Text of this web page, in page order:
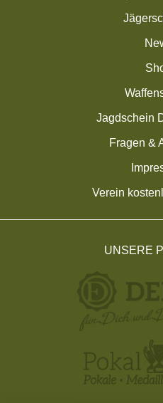
Jagdschein
Fragen &
Verein
UNSERE